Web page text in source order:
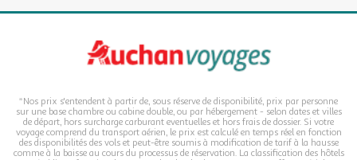
*Nos prix s'entendent à partir de, sous réserve de disponibilité, prix par personne
sur une base chambre ou cabine double, ou par hébergement - selon dates et villes
de départ, hors surcharge carburant eventuelles et hors frais de dossier. Si votre
voyage comprend du transport aérien, le prix est calculé en temps réel en fonction
des disponibilités des vols et peut-être soumis à modification de tarif à la hausse
comme à la baisse au cours du processus de réservation. La classification des hôtels